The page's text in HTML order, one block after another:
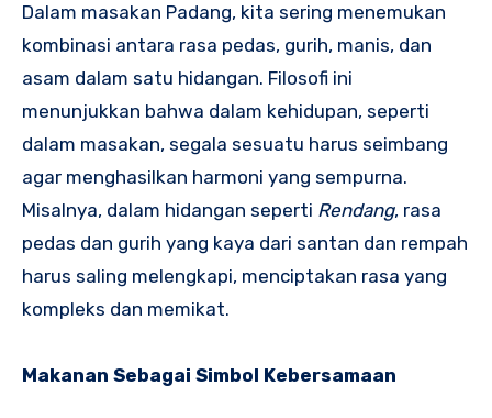
Dalam masakan Padang, kita sering menemukan
kombinasi antara rasa pedas, gurih, manis, dan
asam dalam satu hidangan. Filosofi ini
menunjukkan bahwa dalam kehidupan, seperti
dalam masakan, segala sesuatu harus seimbang
agar menghasilkan harmoni yang sempurna.
Misalnya, dalam hidangan seperti Rendang, rasa
pedas dan gurih yang kaya dari santan dan rempah
harus saling melengkapi, menciptakan rasa yang
kompleks dan memikat.
Makanan Sebagai Simbol Kebersamaan